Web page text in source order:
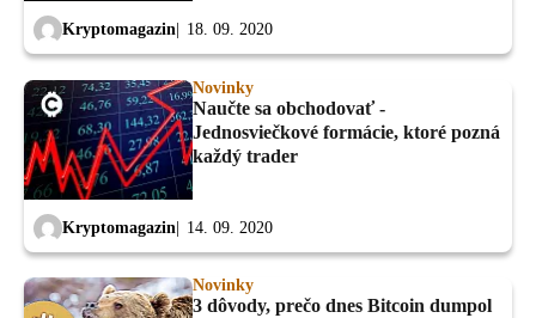
Kryptomagazin 18. 09. 2020
Novinky
Naučte sa obchodovať -
Jednosviečkové formácie, ktoré pozná
každý trader
Kryptomagazin 14. 09. 2020
Novinky
3 dôvody, prečo dnes Bitcoin dumpol